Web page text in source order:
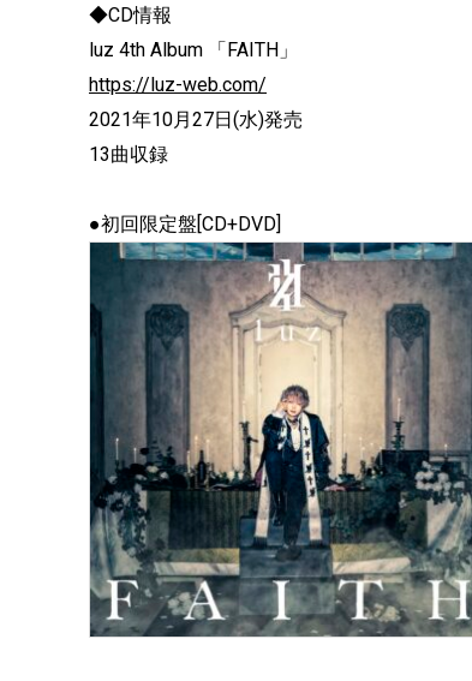
◆CD情報
luz 4th Album 「FAITH」
https://luz-web.com/
2021年10月27日(水)発売
13曲収録
●初回限定盤[CD+DVD]